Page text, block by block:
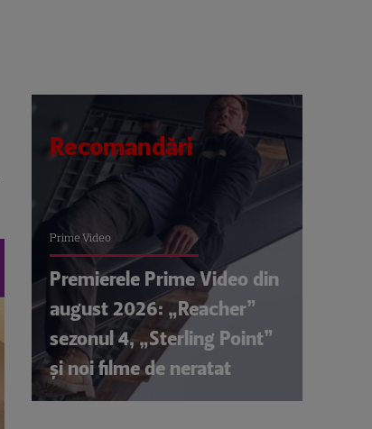
Recomandări
Prime Video
Premierele Prime Video din
august 2026: „Reacher”
sezonul 4, „Sterling Point”
și noi filme de neratat